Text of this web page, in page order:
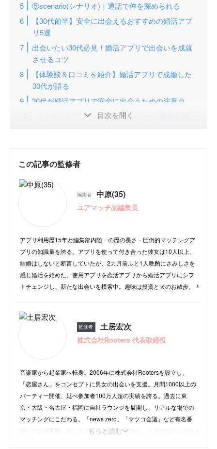
⑤scenario(シナリオ)｜通話で仲を深められる
【30代前半】安全に出会えるおすすめの婚活アプ
リ5選
出会いたい30代必見！婚活アプリで出会いを成就
させるコツ
【体験談＆口コミを紹介】婚活アプリで成婚した
30代が語る
30代が婚活アプリで安全に出会うための注意点
マッチングアプリの最新キャンペーン情報を紹
ランキングの順位決定方法と根拠
よくある質問
目次を開く
この記事の監修者
編集者 中原(35)
ユアマッチ副編集長
アプリ利用歴15年と編集部内随一の歴の長さ・圧倒的マッチングア
プリの知識量を誇る。アプリを使って付き合った彼女は10人以上。
結婚はしないと断言していたが、2カ月前ふと1人晩酌にさみしさを
感じ婚活を始めた。使用アプリを恋活アプリから婚活アプリにシフ
トチェンジし、新たな出会いを模索中。趣味は投資と犬のお散歩。
監修者 土居宏次
株式会社Rooters 代表取締役
音楽家から起業家へ転身。2006年に株式会社Rootersを設立し、
「恋屋さん」をコンセプトに男女の出会いを支援。月間1000以上の
パーティー開催、延べ参加者100万人超の実績を誇る。過去に東
京・大阪・名古屋・福岡に自社ラウンジを展開し、リアルな場での
マッチングにこだわる。「news zero」「マツコ会議」など有名番
組への出演多数。エンタメ業界の経験を活かし、人をつなぐビジネ
もっと読む